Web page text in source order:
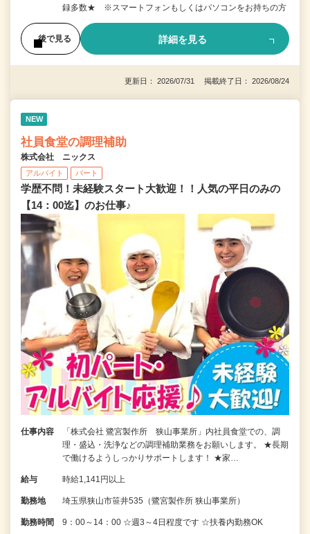
録多数★ ※スマートフォンもしくはパソコンをお持ちの方
後で見る 詳細を見る
更新日： 2026/07/31 掲載終了日： 2026/08/24
NEW
社員食堂の調理補助
株式会社 ニックス
アルバイト パート
学歴不問！未経験スタート大歓迎！！人気の平日のみの
【14：00迄】のお仕事♪
仕事内容
「株式会社 鷺宮製作所 狭山事業所」内社員食堂での、調
理・盛込・洗浄などの調理補助業務をお願いします。 ★長期
で働けるようしっかりサポートします！ ★家…
給与 時給1,141円以上
勤務地 埼玉県狭山市笹井535（鷺宮製作所 狭山事業所）
勤務時間 9：00～14：00 ☆週3～4日程度です ☆扶養内勤務OK